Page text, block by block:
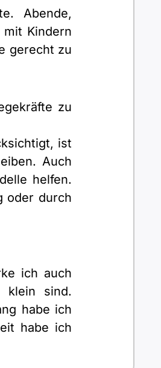
Abende,
Kindern
gerecht zu
zu
ist
Auch
helfen.
oder durch
ich auch
klein sind.
habe ich
habe ich